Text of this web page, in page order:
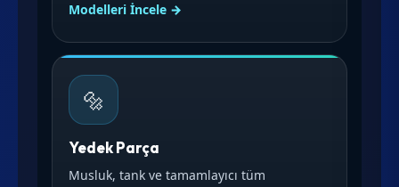
Modelleri İncele →
🔩
Yedek Parça
Musluk, tank ve tamamlayıcı tüm